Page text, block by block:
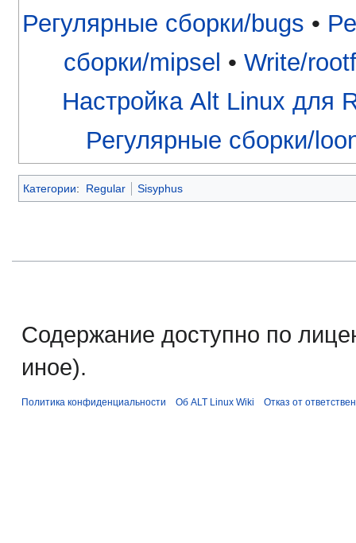
Регулярные сборки/bugs •
сборки/mipsel • Write/
Настройка Alt Linux для
Регулярные сборки/
Категории: Regular Sisyphus
Содержание доступно по
иное).
Политика конфиденциальности Об ALT Linux Wiki Отказ от